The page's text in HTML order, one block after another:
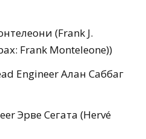
(Frank J.
Frank Monteleone))
Engineer Алан Саббаг
Эрве Сегата (Hervé